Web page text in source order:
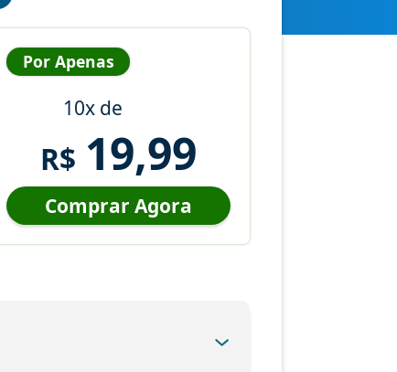
Por Apenas
10x de
R$ 19,99
Comprar Agora